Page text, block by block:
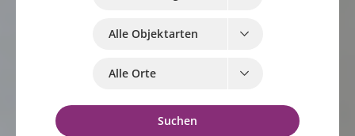
Alle Objektarten
Alle Orte
Suchen